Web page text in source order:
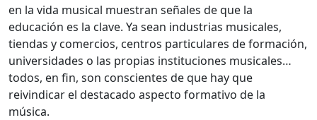
en la vida musical muestran señales de que la
educación es la clave. Ya sean industrias musicales,
tiendas y comercios, centros particulares de formación,
universidades o las propias instituciones musicales…
todos, en fin, son conscientes de que hay que
reivindicar el destacado aspecto formativo de la
música.